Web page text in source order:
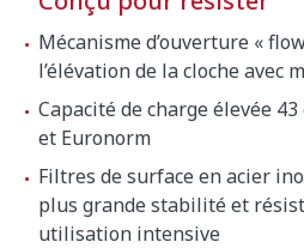
Mécanisme d’ouverture «
l’élévation de la cloche avec
Capacité de charge élevée 43
et Euronorm
Filtres de surface en acier
plus grande stabilité et
utilisation intensive